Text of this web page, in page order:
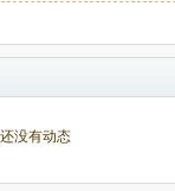
没有动态